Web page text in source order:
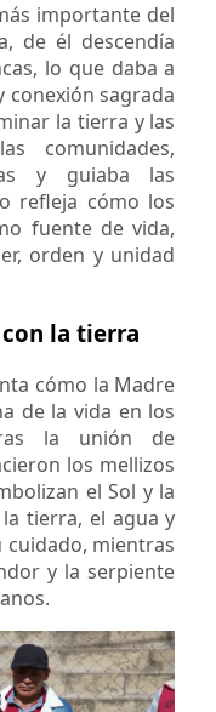
importante del
de él descendía
lo que daba a
sagrada
la tierra y las
comunidades,
y guiaba las
refleja cómo los
fuente de vida,
orden y unidad
la tierra
cómo la Madre
de la vida en los
la unión de
los mellizos
el Sol y la
tierra, el agua y
mientras
y la serpiente